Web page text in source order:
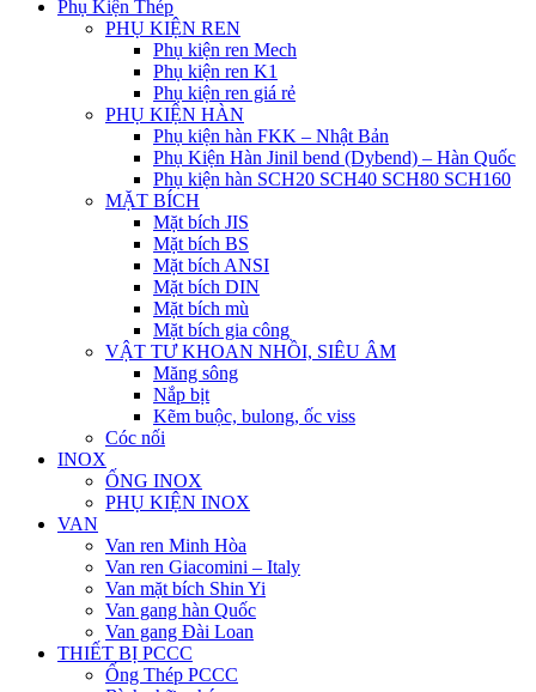
Phụ Kiện Thép
PHỤ KIỆN REN
Phụ kiện ren Mech
Phụ kiện ren K1
Phụ kiện ren giá rẻ
PHỤ KIỆN HÀN
Phụ kiện hàn FKK – Nhật Bản
Phụ Kiện Hàn Jinil bend (Dybend) – Hàn Quốc
Phụ kiện hàn SCH20 SCH40 SCH80 SCH160
MẶT BÍCH
Mặt bích JIS
Mặt bích BS
Mặt bích ANSI
Mặt bích DIN
Mặt bích mù
Mặt bích gia công
VẬT TƯ KHOAN NHỒI, SIÊU ÂM
Măng sông
Nắp bịt
Kẽm buộc, bulong, ốc viss
Cóc nối
INOX
ỐNG INOX
PHỤ KIỆN INOX
VAN
Van ren Minh Hòa
Van ren Giacomini – Italy
Van mặt bích Shin Yi
Van gang hàn Quốc
Van gang Đài Loan
THIẾT BỊ PCCC
Ống Thép PCCC